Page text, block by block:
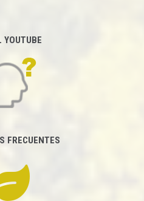
YOUTUBE
FRECUENTES